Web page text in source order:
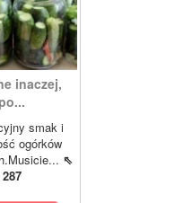
inaczej,
smak i
ogórków
⇖
287